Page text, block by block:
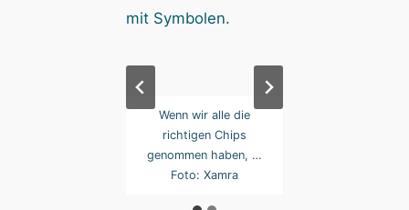
Wenn wir alle die
richtigen Chips
genommen haben, …
Foto: Xamra